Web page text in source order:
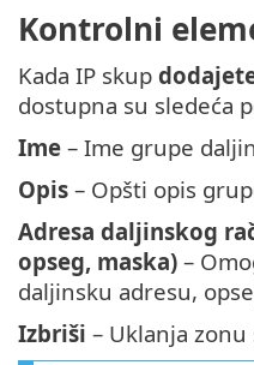
Kontrolni
Kada IP skup
dostupna su sledeća
Ime – Ime grupe
Opis – Opšti opis
Adresa daljinskog
opseg, maska) –
daljinsku adresu,
Izbriši – Uklanja zonu